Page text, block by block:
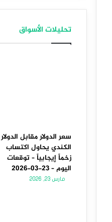
تحليلات الأسواق
سعر الدولار مقابل الدولار
الكندي يحاول اكتساب
زخماً إيجابياً – توقعات
اليوم – 23-03-2026
مارس 23, 2026